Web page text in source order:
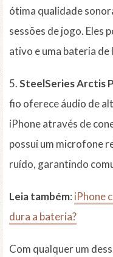
ótima qualidade
sessões de jogo. Eles
ativo e uma bateria de
5.SteelSeries Arctis
fio oferece áudio de
iPhone através de
possui um microfone
ruído, garantindo
Leia também: iPhone
dura a bateria?
Com qualquer um